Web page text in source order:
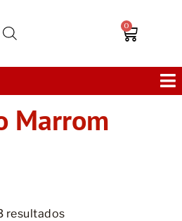
0
Marrom
resultados